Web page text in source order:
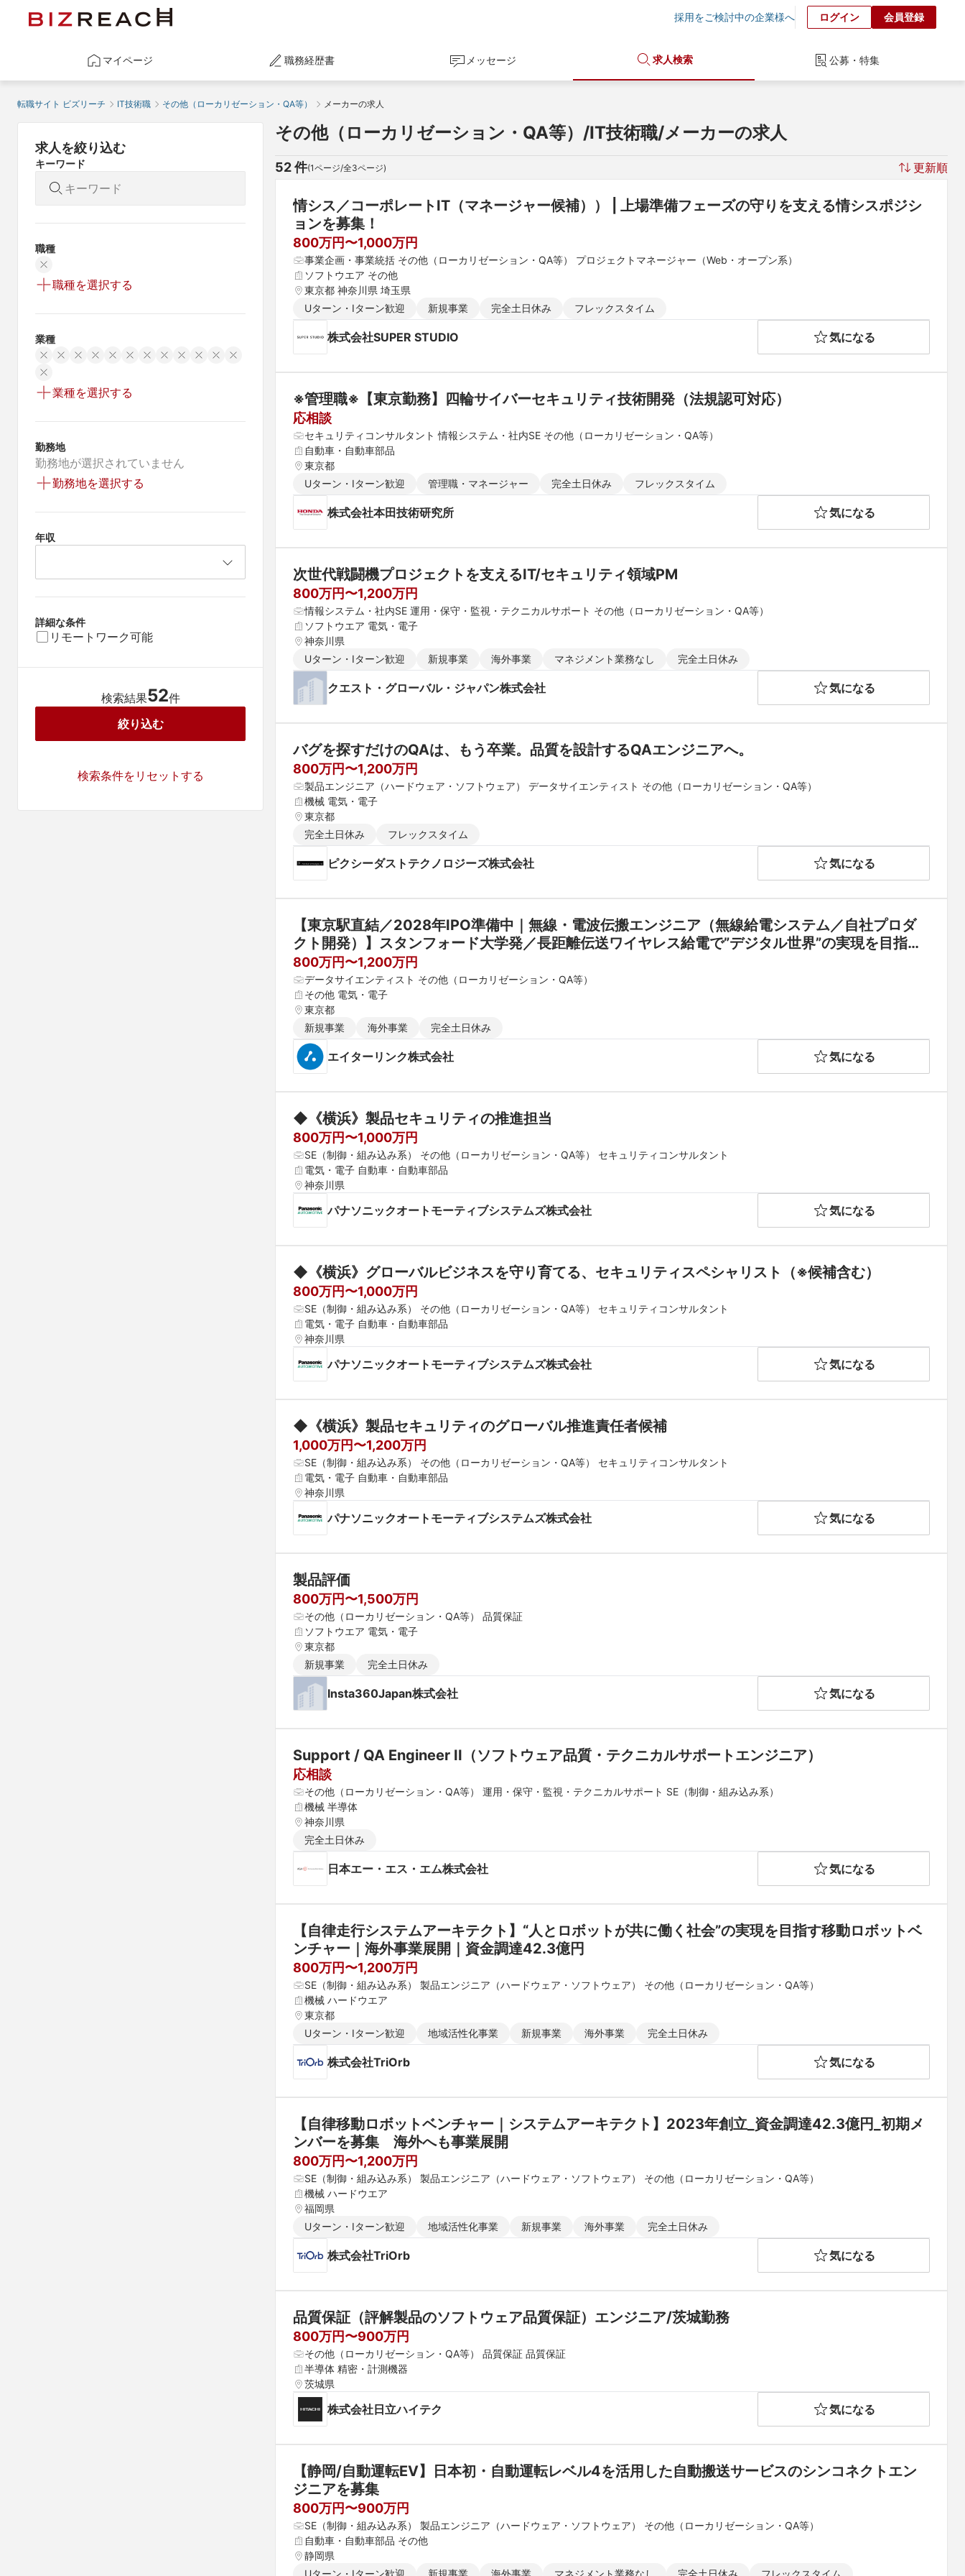
採用をご検討中の企業様へ ログイン 会員登録
マイページ 職務経歴書 メッセージ 求人検索 公募・特集
転職サイト ビズリーチ IT技術職 その他（ローカリゼーション・QA等） メーカーの求人
求人を絞り込む
キーワード
職種
職種を選択する
業種
業種を選択する
勤務地
勤務地が選択されていません
勤務地を選択する
年収
詳細な条件
リモートワーク可能
検索結果52件
絞り込む
検索条件をリセットする
その他（ローカリゼーション・QA等）/IT技術職/メーカーの求人
52 件(1ページ/全3ページ) 更新順
情シス／コーポレートIT（マネージャー候補）） | 上場準備フェーズの守りを支える情シスポジシ
ョンを募集！
800万円〜1,000万円
事業企画・事業統括 その他（ローカリゼーション・QA等） プロジェクトマネージャー（Web・オープン系）
ソフトウエア その他
東京都 神奈川県 埼玉県
Uターン・Iターン歓迎
新規事業 完全土日休み フレックスタイム
株式会社SUPER STUDIO 気になる
※管理職※【東京勤務】四輪サイバーセキュリティ技術開発（法規認可対応）
応相談
セキュリティコンサルタント 情報システム・社内SE その他（ローカリゼーション・QA等）
自動車・自動車部品
東京都
Uターン・Iターン歓迎
管理職・マネージャー 完全土日休み フレックスタイム
株式会社本田技術研究所 気になる
次世代戦闘機プロジェクトを支えるIT/セキュリティ領域PM
800万円〜1,200万円
情報システム・社内SE 運用・保守・監視・テクニカルサポート その他（ローカリゼーション・QA等）
ソフトウエア 電気・電子
神奈川県
Uターン・Iターン歓迎
新規事業 海外事業 マネジメント業務なし 完全土日休み
クエスト・グローバル・ジャパン株式会社 気になる
バグを探すだけのQAは、もう卒業。品質を設計するQAエンジニアへ。
800万円〜1,200万円
製品エンジニア（ハードウェア・ソフトウェア） データサイエンティスト その他（ローカリゼーション・QA等）
機械 電気・電子
東京都
完全土日休み
フレックスタイム
ピクシーダストテクノロジーズ株式会社 気になる
【東京駅直結／2028年IPO準備中｜無線・電波伝搬エンジニア（無線給電システム／自社プロダ
クト開発）】スタンフォード大学発／長距離伝送ワイヤレス給電で”デジタル世界”の実現を目指す
シリーズBスタートアップのマネージャー候補を募集
800万円〜1,200万円
データサイエンティスト その他（ローカリゼーション・QA等）
その他 電気・電子
東京都
新規事業
海外事業 完全土日休み
エイターリンク株式会社 気になる
◆《横浜》製品セキュリティの推進担当
800万円〜1,000万円
SE（制御・組み込み系） その他（ローカリゼーション・QA等） セキュリティコンサルタント
電気・電子 自動車・自動車部品
神奈川県
パナソニックオートモーティブシステムズ株式会社 気になる
◆《横浜》グローバルビジネスを守り育てる、セキュリティスペシャリスト（※候補含む）
800万円〜1,000万円
SE（制御・組み込み系） その他（ローカリゼーション・QA等） セキュリティコンサルタント
電気・電子 自動車・自動車部品
神奈川県
パナソニックオートモーティブシステムズ株式会社 気になる
◆《横浜》製品セキュリティのグローバル推進責任者候補
1,000万円〜1,200万円
SE（制御・組み込み系） その他（ローカリゼーション・QA等） セキュリティコンサルタント
電気・電子 自動車・自動車部品
神奈川県
パナソニックオートモーティブシステムズ株式会社 気になる
製品評価
800万円〜1,500万円
その他（ローカリゼーション・QA等） 品質保証
ソフトウエア 電気・電子
東京都
新規事業
完全土日休み
Insta360Japan株式会社 気になる
Support / QA Engineer II（ソフトウェア品質・テクニカルサポートエンジニア）
応相談
その他（ローカリゼーション・QA等） 運用・保守・監視・テクニカルサポート SE（制御・組み込み系）
機械 半導体
神奈川県
完全土日休み
日本エー・エス・エム株式会社 気になる
【自律走行システムアーキテクト】“人とロボットが共に働く社会”の実現を目指す移動ロボットベ
ンチャー｜海外事業展開｜資金調達42.3億円
800万円〜1,200万円
SE（制御・組み込み系） 製品エンジニア（ハードウェア・ソフトウェア） その他（ローカリゼーション・QA等）
機械 ハードウエア
東京都
Uターン・Iターン歓迎
地域活性化事業 新規事業 海外事業 完全土日休み
株式会社TriOrb 気になる
【自律移動ロボットベンチャー｜システムアーキテクト】2023年創立_資金調達42.3億円_初期メ
ンバーを募集　海外へも事業展開
800万円〜1,200万円
SE（制御・組み込み系） 製品エンジニア（ハードウェア・ソフトウェア） その他（ローカリゼーション・QA等）
機械 ハードウエア
福岡県
Uターン・Iターン歓迎
地域活性化事業 新規事業 海外事業 完全土日休み
株式会社TriOrb 気になる
品質保証（評解製品のソフトウェア品質保証）エンジニア/茨城勤務
800万円〜900万円
その他（ローカリゼーション・QA等） 品質保証 品質保証
半導体 精密・計測機器
茨城県
株式会社日立ハイテク 気になる
【静岡/自動運転EV】日本初・自動運転レベル4を活用した自動搬送サービスのシンコネクトエン
ジニアを募集
800万円〜900万円
SE（制御・組み込み系） 製品エンジニア（ハードウェア・ソフトウェア） その他（ローカリゼーション・QA等）
自動車・自動車部品 その他
静岡県
Uターン・Iターン歓迎
新規事業 海外事業 マネジメント業務なし 完全土日休み フレックスタイム